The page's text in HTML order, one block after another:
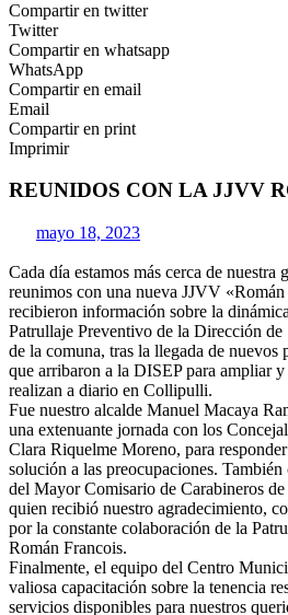
Compartir en twitter
Twitter
Compartir en whatsapp
WhatsApp
Compartir en email
Email
Compartir en print
Imprimir
REUNIDOS CON LA JJVV
mayo 18, 2023
Cada día estamos más cerca de nuestra
reunimos con una nueva JJVV
recibieron información sobre la
Patrullaje Preventivo de la Dirección
de la comuna, tras la llegada de
que arribaron a la DISEP para ampliar
realizan a diario en Collipulli.
Fue nuestro alcalde Manuel Macaya
una extenuante jornada con los
Clara Riquelme Moreno, para
solución a las preocupaciones.
del Mayor Comisario de Carabineros
quien recibió nuestro agradecimiento,
por la constante colaboración de la
Román Francois.
Finalmente, el equipo del Centro
valiosa capacitación sobre la tenencia
servicios disponibles para nuestros